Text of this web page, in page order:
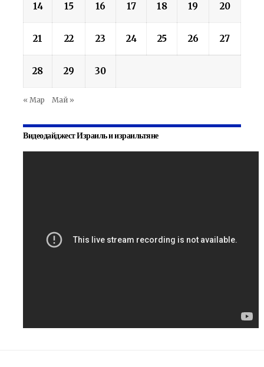
14 15 16 17 18 19 20
21 22 23 24 25 26 27
28 29 30
« Мар Май »
Видеодайджест Израиль и израильтяне